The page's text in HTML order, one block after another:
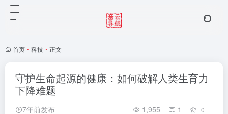
首页 • 科技 • 正文
守护生命起源的健康：如何破解人类生育力
下降难题
7年前发布 1,955 1 0